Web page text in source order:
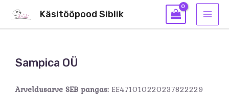
Käsitööpood Siblik
Sampica OÜ
Arveldusarve SEB pangas: EE471010220237822229